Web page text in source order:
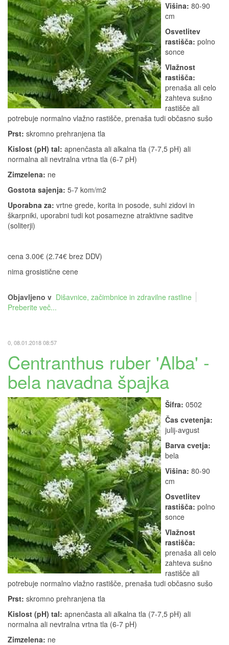
Višina: 80-90
cm
Osvetlitev
rastišča: polno
sonce
Vlažnost
rastišča:
prenaša ali celo
zahteva sušno
rastišče ali
potrebuje normalno vlažno rastišče, prenaša tudi občasno sušo
Prst: skromno prehranjena tla
Kislost (pH) tal: apnenčasta ali alkalna tla (7-7,5 pH) ali
normalna ali nevtralna vrtna tla (6-7 pH)
Zimzelena: ne
Gostota sajenja: 5-7 kom/m2
Uporabna za: vrtne grede, korita in posode, suhi zidovi in
škarpniki, uporabni tudi kot posamezne atraktivne saditve
(soliterji)
cena 3.00€ (2.74€ brez DDV)
nima grosistične cene
Objavljeno v Dišavnice, začimbnice in zdravilne rastline
Preberite več...
0, 08.01.2018 08:57
Centranthus ruber 'Alba' -
bela navadna špajka
Šifra: 0502
Čas cvetenja:
julij-avgust
Barva cvetja:
bela
Višina: 80-90
cm
Osvetlitev
rastišča: polno
sonce
Vlažnost
rastišča:
prenaša ali celo
zahteva sušno
rastišče ali
potrebuje normalno vlažno rastišče, prenaša tudi občasno sušo
Prst: skromno prehranjena tla
Kislost (pH) tal: apnenčasta ali alkalna tla (7-7,5 pH) ali
normalna ali nevtralna vrtna tla (6-7 pH)
Zimzelena: ne